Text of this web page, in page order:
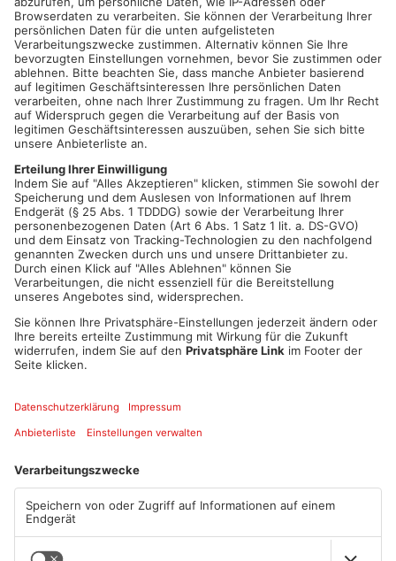
OFFENBACH. Schlimmer Fund in einem Offenbacher
Waldstück: Sieben Katzen sind dort auf einem Parkplatz in
Richtung Heusenstamm in einem Karton ausgesetzt worden –
ohne Luftlöcher. Ein Mann und eine Frau hatten Geräusche aus
der Kiste gehört und so die Tiere entdeckt. Der Waldzoo
Offenbach hat inzwischen Anzeige erstattet. Den Katzen geht
es mittlerweile wieder gut, sie wurden in ein Tierheim gebracht
und haben dort auch schon Namen bekommen.
Artikel teilen
ANZEIGE
Mehr aus Kreis
Offenbach